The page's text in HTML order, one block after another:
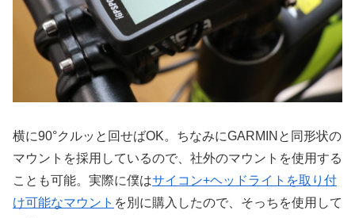
横に90°クルッと回せばOK。ちなみにGARMINと同形状の
マウントを採用しているので、社外のマウントを使用する
ことも可能。実際に僕はサイコン+ヘッドライトを取り付
け可能なマウント を別に購入したので、そっちを使用して